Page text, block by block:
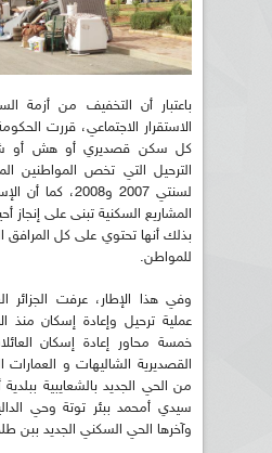
باعتبار أن التخفيف من أزمة
الاستقرار الاجتماعي، قررت
كل سكن قصديري أو هش أو
الترحيل التي تخص المواطنين
لسنتي 2007 و2008،
المشاريع السكنية تبنى على إنجاز
بذلك أنها تحتوي على كل المرافق
للمواطن.
عملية ترحيل وإعادة إسكان منذ
خمسة محاور إعادة إسكان
من الحي الجديد بالشعايبية
سيدي أمحمد ببئر توتة وحي
وآخرها الحي السكني الجديد ببن